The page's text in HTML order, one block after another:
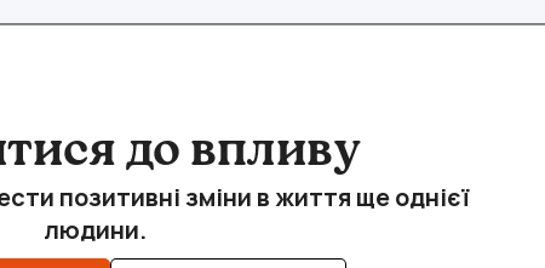
до впливу
позитивні зміни в життя ще однієї
людини.